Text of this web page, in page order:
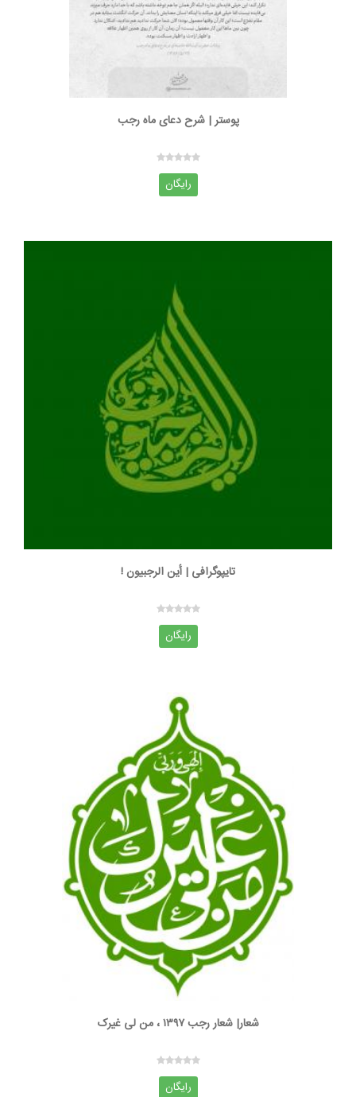
پوستر | شرح دعای ماه رجب
رایگان
تایپوگرافی | أین الرجبیون !
رایگان
شعار| شعار رجب ۱۳۹۷ ، من لی غیرک
رایگان